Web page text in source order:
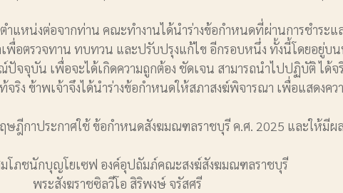
งต่อจากท่าน คณะทํางานได้นําร่างข้อกําหนดที่ผ่านการชําระแ
พื่อตรวจทาน ทบทวน และปรับปรุงแก้ไข อีกรอบหนึ่ง ทั้งนี้โดยอยู่
จุบัน เพื่อจะได้เกิดความถูกต้อง ชัดเจน สามารถนําไปปฏิบัติ ได้จ
จริง ข้าพเจ้าจึงได้นําร่างข้อกําหนดให้สภาสงฆ์พิจารณา เพื่อแสดง
ประกาศใช้ ข้อกําหนดสังฆมณฑลราชบุรี ค.ศ. 2025 และให้มีผ
ชนักบุญโยเซฟ องค์อุปถัมภ์คณะสงฆ์สังฆมณฑลราชบุรี
พระสังฆราชซิลวีโอ สิริพงษ์ จรัสศรี